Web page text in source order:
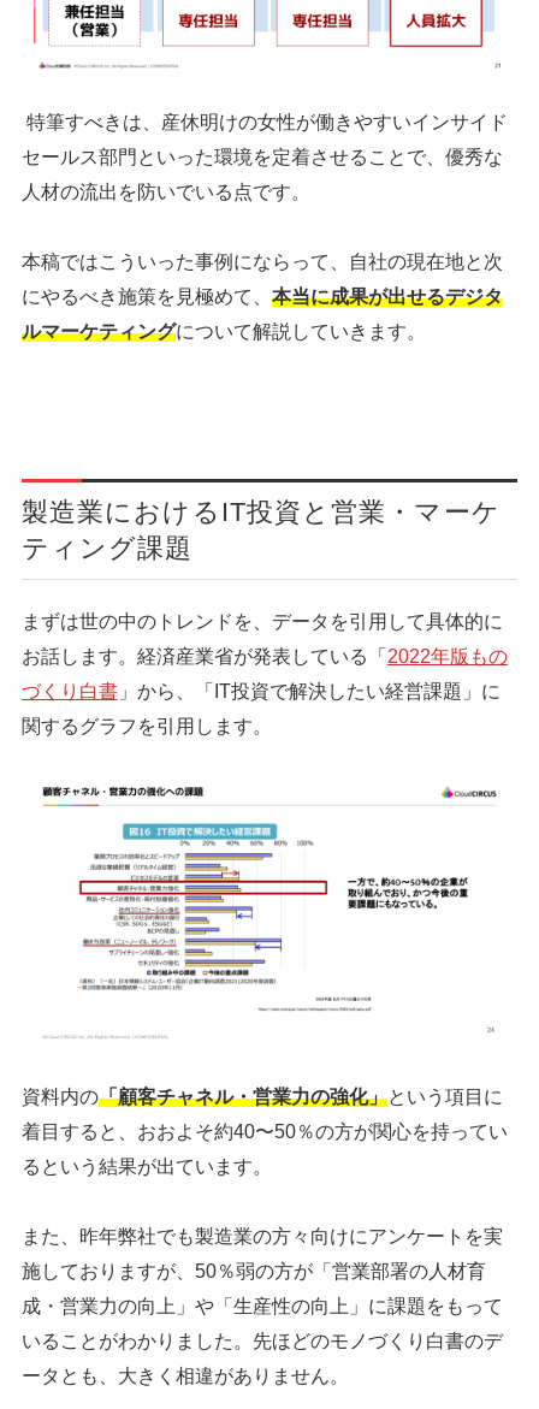
特筆すべきは、産休明けの女性が働きやすいインサイド
セールス部門といった環境を定着させることで、 優秀な
人材の流出を防いでいる 点です。
本稿ではこういった事例にならって、自社の現在地と次
にやるべき施策を見極めて、 本当に成果が出せるデジタ
ルマーケティングについて解説していきます。
製造業におけるIT投資と営業・マーケ
ティング課題
まずは世の中のトレンドを、データを引用して具体的に
お話します。経済産業省が発表している「 2022年版もの
づくり白書」から、「IT投資で解決したい経営課題」に
関するグラフを引用します。
資料内の「顧客チャネル・営業力の強化」という項目に
着目すると、おおよそ約40〜50％の方が関心を持ってい
る という結果が出ています。
また、昨年弊社でも製造業の方々向けにアンケートを実
施しておりますが、50％弱の方が「営業部署の人材育
成・営業力の向上」や「生産性の向上」に課題をもって
いることがわかりました。先ほどのモノづくり白書のデ
ータとも、大きく相違がありません。